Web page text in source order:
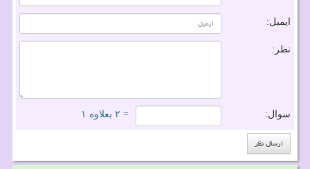
ایمیل:
نظر:
سوال: = ۲ بعلاوه ۱